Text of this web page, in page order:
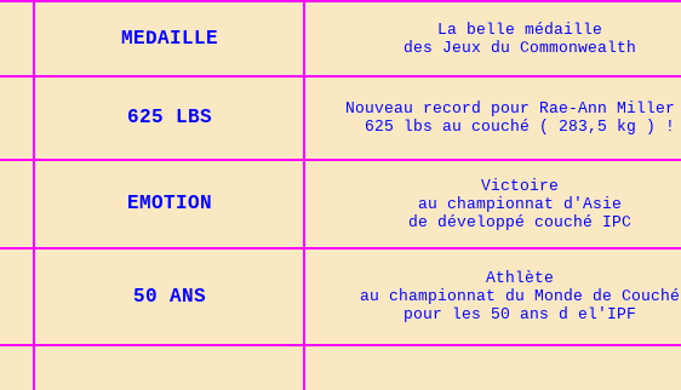
MEDAILLE
La belle médaille
des Jeux du Commonwealth
625 LBS
Nouveau record pour Rae-Ann
625 lbs au couché ( 283,5 kg ) !
EMOTION
Victoire
au championnat d'Asie
de développé couché IPC
50 ANS
Athlète
au championnat du Monde de Couché
pour les 50 ans d el'IPF